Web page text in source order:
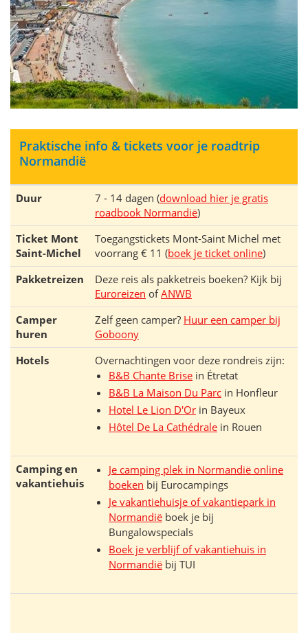
Praktische info & tickets voor je roadtrip
Normandië
Duur 7 - 14 dagen (download hier je gratis
roadbook Normandië)
Ticket Mont
Saint-Michel
Toegangstickets Mont-Saint Michel met
voorrang € 11 (boek je ticket online)
Pakketreizen
Deze reis als pakketreis boeken? Kijk bij
Euroreizen ofANWB
Camper
huren
Zelf geen camper? Huur een camper bij
Goboony
Hotels
Overnachtingen voor deze rondreis zijn:
B&B Chante Brise in Étretat
B&B La Maison Du Parc in Honfleur
Hotel Le Lion D'Or in Bayeux
Hôtel De La Cathédrale in Rouen
Camping en
vakantiehuis
Je camping plek in Normandië online
boeken bij Eurocampings
Je vakantiehuisje of vakantiepark in
Normandië boek je bij
Bungalowspecials
Boek je verblijf of vakantiehuis in
Normandië bij TUI